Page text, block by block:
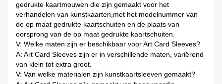
gedrukte kaartmouwen die zijn gemaakt voor het
verhandelen van kunstkaarten,met het modelnummer van
de op maat gedrukte kaartschuiten en de plaats van
oorsprong van de op maat gedrukte kaartschuiten.
V: Welke maten zijn er beschikbaar voor Art Card Sleeves?
A: Art Card Sleeves zijn er in verschillende maten, variërend
van klein tot extra groot.
V: Van welke materialen zijn kunstkaartsleeven gemaakt?